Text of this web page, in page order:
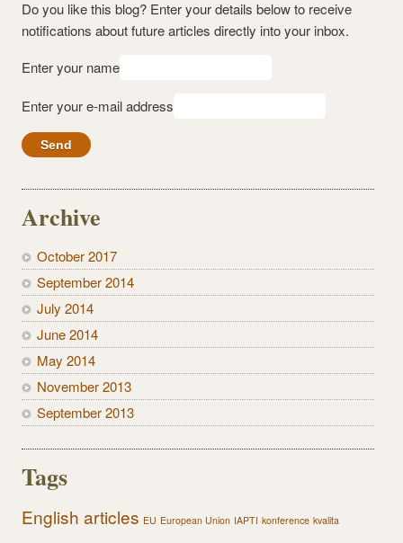
Do you like this blog? Enter your details below to receive
notifications about future articles directly into your inbox.
Enter your name
Enter your e-mail address
Archive
October 2017
September 2014
July 2014
June 2014
May 2014
November 2013
September 2013
Tags
English articles EU European Union IAPTI konference kvalita